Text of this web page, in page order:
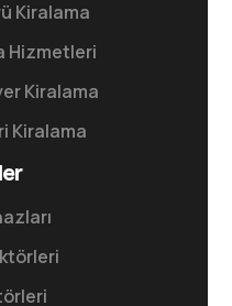
Kiralama
Hizmetleri
Kiralama
Kiralama